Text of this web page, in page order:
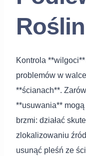
Roślin
Kontrola
problemów w
**ścianach**.
**usuwania**
brzmi: działać
zlokalizowaniu
usunąć pleśń ze